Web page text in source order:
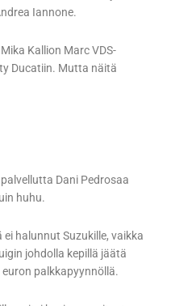
Iannone.
Kallion Marc VDS-
Ducatiin. Mutta näitä
Dani Pedrosaa
huhu.
halunnut Suzukille, vaikka
johdolla kepillä jäätä
palkkapyynnöllä.